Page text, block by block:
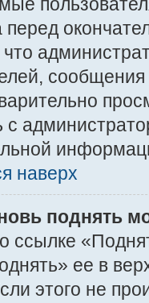
перед
с
наверх
поднять
ссылке
ее в
этого не